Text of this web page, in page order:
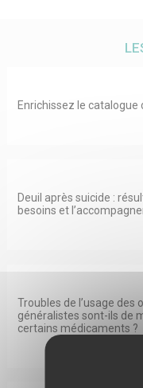
Enrichissez le
Deuil après suicide :
besoins et
Troubles de l’usage des
généralistes sont-ils de
certains médicaments ?